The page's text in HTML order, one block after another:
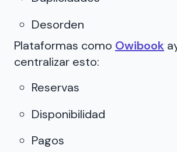
Desorden
Plataformas como Owibook
centralizar esto:
Reservas
Disponibilidad
Pagos